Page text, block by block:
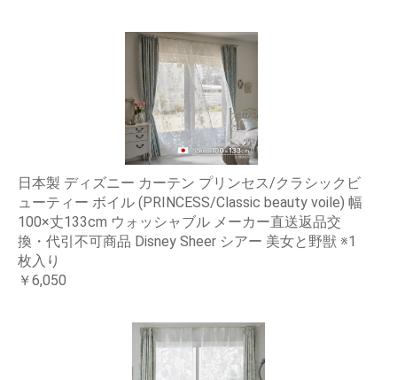
日本製 ディズニー カーテン プリンセス/クラシックビ
ューティー ボイル (PRINCESS/Classic beauty voile) 幅
100×丈133cm ウォッシャブル メーカー直送返品交
換・代引不可商品 Disney Sheer シアー 美女と野獣 ※1
枚入り
￥6,050